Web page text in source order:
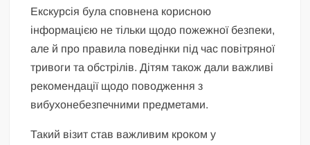
Екскурсія була сповнена корисною
інформацією не тільки щодо пожежної безпеки,
але й про правила поведінки під час повітряної
тривоги та обстрілів. Дітям також дали важливі
рекомендації щодо поводження з
вибухонебезпечними предметами.
Такий візит став важливим кроком у